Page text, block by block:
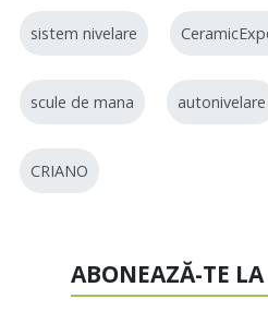
sistem nivelare
scule de mana autonivelare
CRIANO
ABONEAZĂ-TE